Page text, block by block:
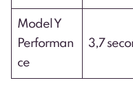
Model Y
Performan
ce
3,7